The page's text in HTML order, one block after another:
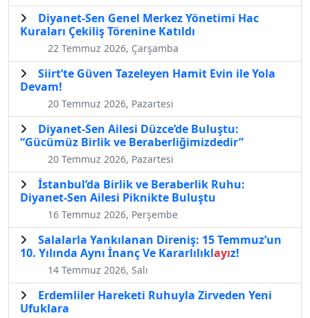
Diyanet-Sen Genel Merkez Yönetimi Hac
Kuraları Çekiliş Törenine Katıldı
22 Temmuz 2026, Çarşamba
Siirt’te Güven Tazeleyen Hamit Evin ile Yola
Devam!
20 Temmuz 2026, Pazartesi
Diyanet-Sen Ailesi Düzce’de Buluştu:
“Gücümüz Birlik ve Beraberliğimizdedir”
20 Temmuz 2026, Pazartesi
İstanbul’da Birlik ve Beraberlik Ruhu:
Diyanet-Sen Ailesi Piknikte Buluştu
16 Temmuz 2026, Perşembe
Salalarla Yankılanan Direniş: 15 Temmuz’un
10. Yılında Aynı İnanç Ve Kararlılıklayız!
14 Temmuz 2026, Salı
Erdemliler Hareketi Ruhuyla Zirveden Yeni
Ufuklara